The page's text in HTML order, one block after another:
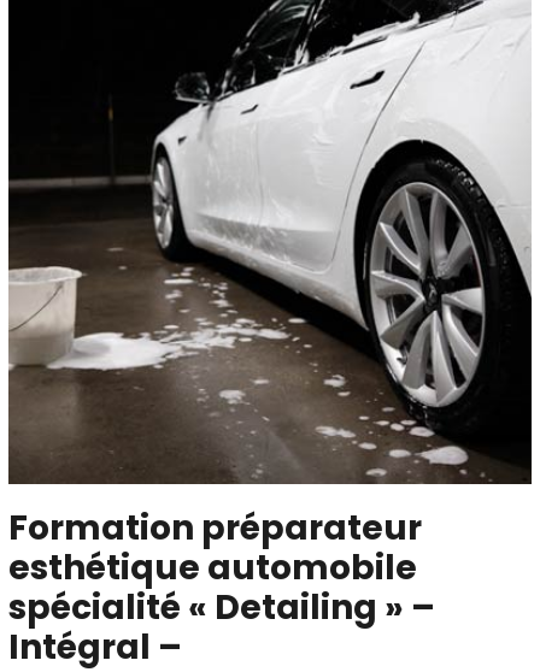
Formation préparateur
esthétique automobile
spécialité « Detailing » –
Intégral –